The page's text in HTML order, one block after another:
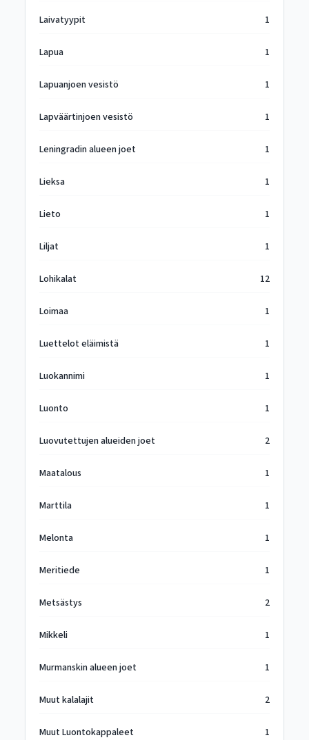
Laivatyypit 1
Lapua 1
Lapuanjoen vesistö 1
Lapväärtinjoen vesistö 1
Leningradin alueen joet 1
Lieksa 1
Lieto 1
Liljat 1
Lohikalat 12
Loimaa 1
Luettelot eläimistä 1
Luokannimi 1
Luonto 1
Luovutettujen alueiden joet 2
Maatalous 1
Marttila 1
Melonta 1
Meritiede 1
Metsästys 2
Mikkeli 1
Murmanskin alueen joet 1
Muut kalalajit 2
Muut Luontokappaleet 1